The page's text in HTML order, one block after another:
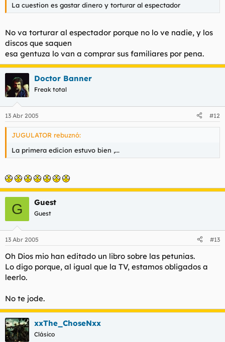
La cuestion es gastar dinero y torturar al espectador
No va torturar al espectador porque no lo ve nadie, y los
discos que saquen
esa gentuza lo van a comprar sus familiares por pena.
Doctor Banner
Freak total
13 Abr 2005 #12
JUGULATOR rebuznó:
La primera edicion estuvo bien ,...
G Guest
Guest
13 Abr 2005 #13
Oh Dios mio han editado un libro sobre las petunias.
Lo digo porque, al igual que la TV, estamos obligados a
leerlo.
No te jode.
xxThe_ChoseNxx
Clásico